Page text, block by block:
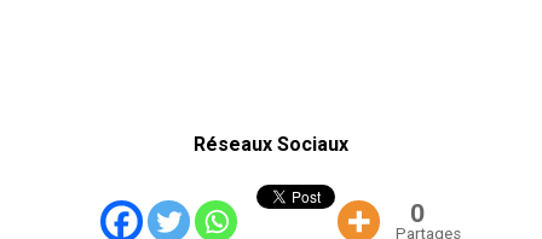
Réseaux Sociaux
0
Partages